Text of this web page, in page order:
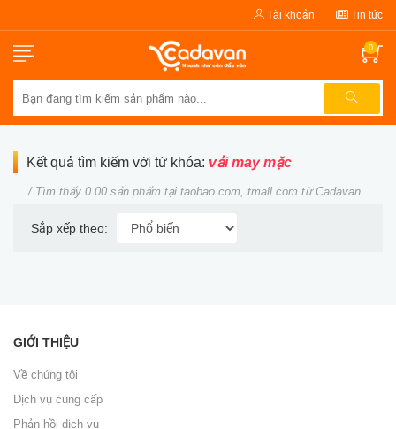
Tài khoản Tin tức
0
Kết quả tìm kiếm với từ khóa: vải may mặc
/ Tìm thấy 0.00 sản phẩm tại taobao.com, tmall.com từ Cadavan
Sắp xếp theo:
GIỚI THIỆU
Về chúng tôi
Dịch vụ cung cấp
Phản hồi dịch vụ